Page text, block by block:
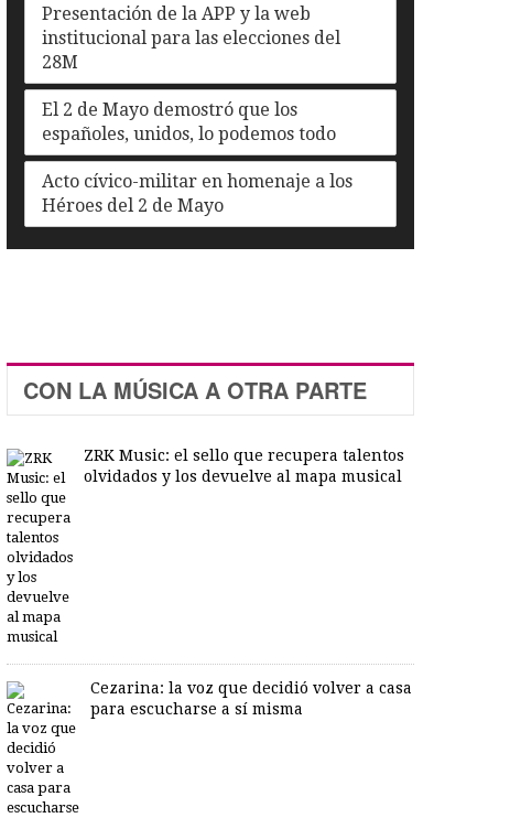
Presentación de la APP y la web
institucional para las elecciones del
28M
El 2 de Mayo demostró que los
españoles, unidos, lo podemos todo
Acto cívico-militar en homenaje a los
Héroes del 2 de Mayo
CON LA MÚSICA A OTRA PARTE
ZRK Music: el sello que recupera talentos
olvidados y los devuelve al mapa musical
Cezarina: la voz que decidió volver a casa
para escucharse a sí misma